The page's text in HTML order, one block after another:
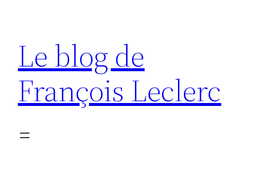
contenu
Le blog de
François Leclerc